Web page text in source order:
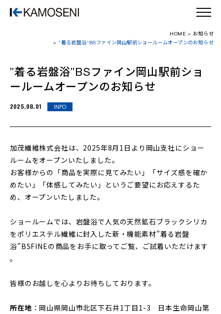
HOME
お知らせ
”着る岩盤浴”BSファイン岡山駅前ショールームオープンのお知らせ
”着る岩盤浴”BSファイン岡山駅前ショ
ールームオープンのお知らせ
2025.08.01 INFO
加茂繊維株式会社は、2025年8月1日より岡山支社にショー
ルームをオープンいたしました。
お客様からの「商品を実際に見てみたい」「サイズ感を確か
めたい」「体感してみたい」というご要望にお応えするた
め、 オープンいたしました。
ショールームでは、岩盤浴で人気の天然鉱石ブラックシリカ
をポリエステル繊維に封入した新・機能素材”着る岩盤
浴”BSFINEの商品をお手に取ってご覧、ご試着いただけます
。
皆様のお越しを心よりお待ちしております。
所在地 ：岡山県岡山市北区下石井1丁目1-3 日本生命岡山第